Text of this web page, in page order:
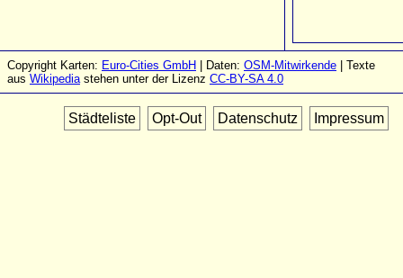
Copyright Karten: Euro-Cities GmbH | Daten: OSM-Mitwirkende | Texte
aus Wikipediastehen unter der Lizenz CC-BY-SA 4.0
Städteliste Opt-Out Datenschutz Impressum